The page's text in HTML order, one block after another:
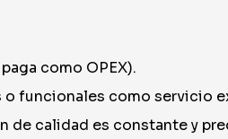
como OPEX).
funcionales como servicio
de calidad es constante y